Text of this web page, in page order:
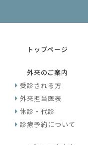
トップページ
外来のご案内
受診される方
外来担当医表
休診・代診
診療予約について